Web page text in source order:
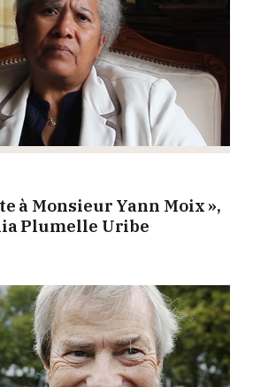
à Monsieur Yann Moix »,
Plumelle Uribe